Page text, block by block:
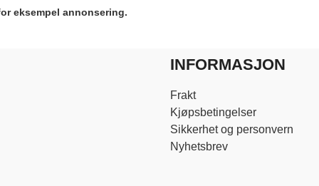
eksempel annonsering.
INFORMASJON
Frakt
Kjøpsbetingelser
Sikkerhet og personvern
Nyhetsbrev